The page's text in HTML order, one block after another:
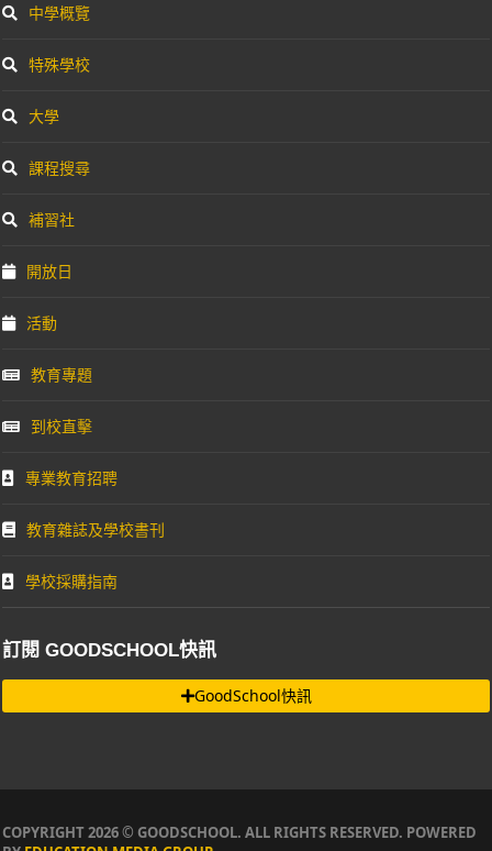
中學概覽
特殊學校
大學
課程搜尋
補習社
開放日
活動
教育專題
到校直擊
專業教育招聘
教育雜誌及學校書刊
學校採購指南
訂閱 GOODSCHOOL快訊
GoodSchool快訊
COPYRIGHT 2026 © GOODSCHOOL. ALL RIGHTS RESERVED. POWERED